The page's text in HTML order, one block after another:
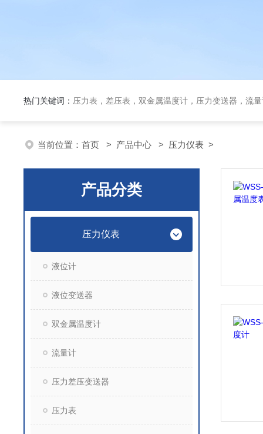
热门关键词： 压力表，差压表，双金属温度计，压力变送器，流
当前位置： 首页 > 产品中心 > 压力仪表 >
产品分类
压力仪表
液位计
液位变送器
双金属温度计
流量计
压力差压变送器
压力表